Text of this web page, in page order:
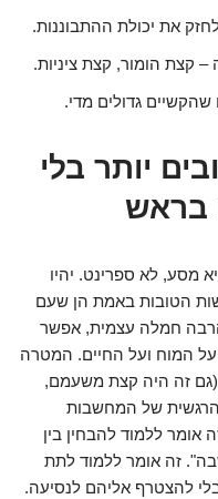
את יכולת ההתבוננות.
קצת הומור, קצת ציניות.
גדולים מדי.
יותר בלי
בראש
מסע, לא ספרינט. יהיו
הטובות באמת הן שעם
הרבה חמלה עצמית, אפשר
המוח ועל החיים. המטרה
זה היה קצת משעמם,
של המחשבות
אומר ללמוד להבחין בין
זה אומר ללמוד לתת
להצטרף אליהם לנסיעה.